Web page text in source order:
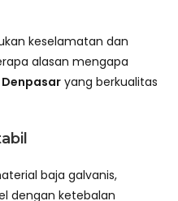
keselamatan dan
alasan mengapa
yang berkualitas
baja galvanis,
dengan ketebalan